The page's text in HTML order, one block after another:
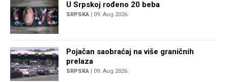
U Srpskoj rođeno 20 beba
SRPSKA | 09. Aug 2026.
Pojačan saobraćaj na više graničnih
prelaza
SRPSKA | 09. Aug 2026.